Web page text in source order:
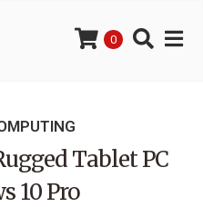
0
Tablet PC
10 Pro